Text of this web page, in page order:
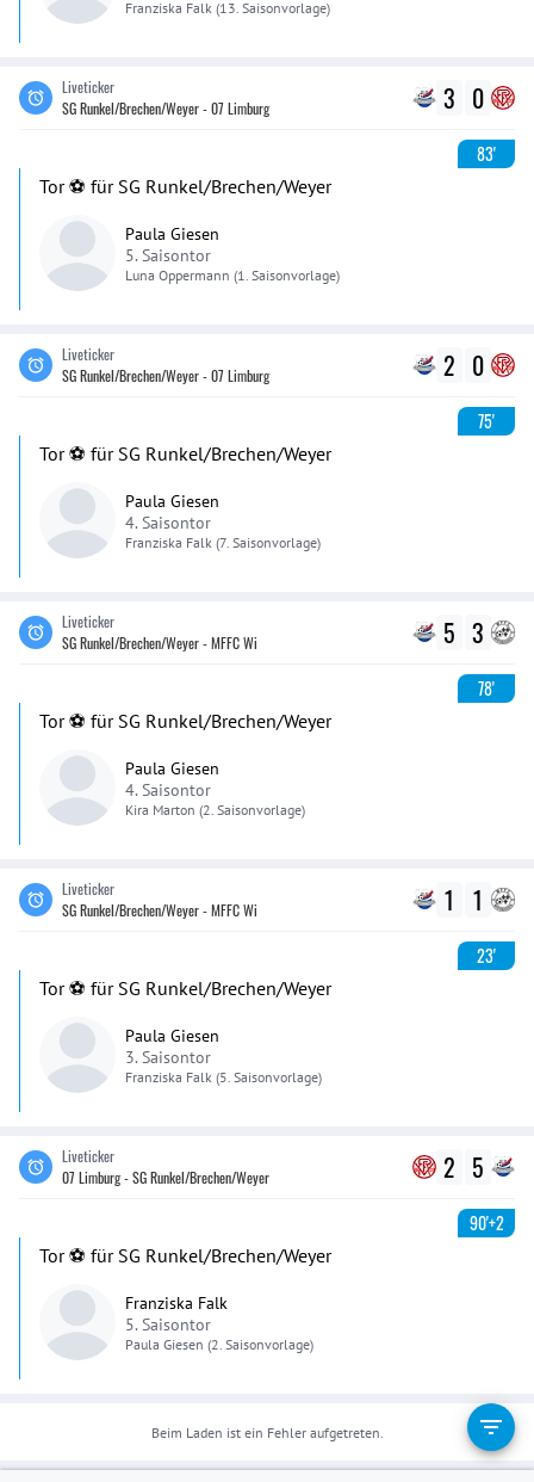
Franziska Falk (13. Saisonvorlage)
Liveticker
SG Runkel/Brechen/Weyer - 07 Limburg
3 0
83'
Tor ⚽️ für SG Runkel/Brechen/Weyer
Paula Giesen
5. Saisontor
Luna Oppermann (1. Saisonvorlage)
Liveticker
SG Runkel/Brechen/Weyer - 07 Limburg
2 0
75'
Tor ⚽️ für SG Runkel/Brechen/Weyer
Paula Giesen
4. Saisontor
Franziska Falk (7. Saisonvorlage)
Liveticker
SG Runkel/Brechen/Weyer - MFFC Wi
5 3
78'
Tor ⚽️ für SG Runkel/Brechen/Weyer
Paula Giesen
4. Saisontor
Kira Marton (2. Saisonvorlage)
Liveticker
SG Runkel/Brechen/Weyer - MFFC Wi
1 1
23'
Tor ⚽️ für SG Runkel/Brechen/Weyer
Paula Giesen
3. Saisontor
Franziska Falk (5. Saisonvorlage)
Liveticker
07 Limburg - SG Runkel/Brechen/Weyer
2 5
90'+2
Tor ⚽️ für SG Runkel/Brechen/Weyer
Franziska Falk
5. Saisontor
Paula Giesen (2. Saisonvorlage)
Beim Laden ist ein Fehler aufgetreten.